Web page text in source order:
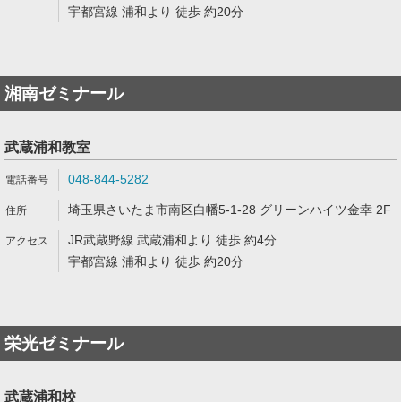
宇都宮線 浦和より 徒歩 約20分
湘南ゼミナール
武蔵浦和教室
048-844-5282
埼玉県さいたま市南区白幡5-1-28 グリーンハイツ金幸 2F
JR武蔵野線 武蔵浦和より 徒歩 約4分
宇都宮線 浦和より 徒歩 約20分
栄光ゼミナール
武蔵浦和校